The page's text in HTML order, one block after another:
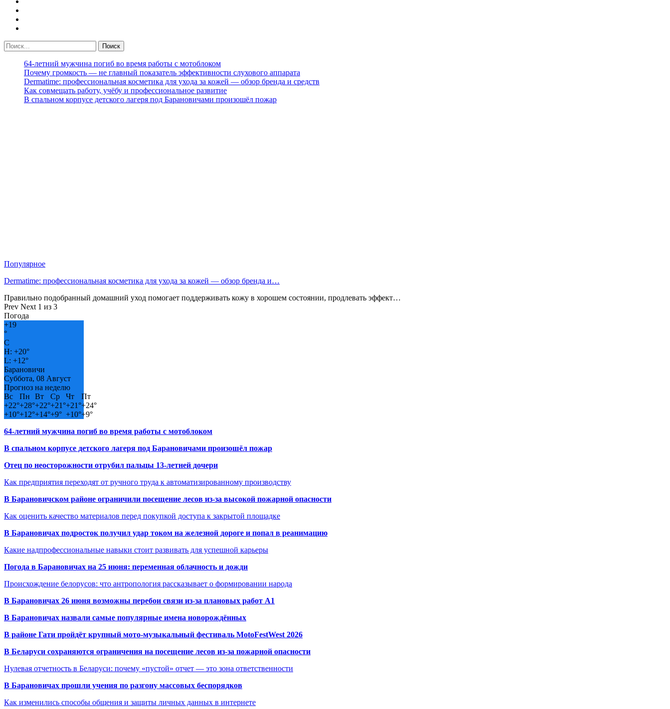
64-летний мужчина погиб во время работы с мотоблоком
Почему громкость — не главный показатель эффективности слухового аппарата
Dermatime: профессиональная косметика для ухода за кожей — обзор бренда и средств
Как совмещать работу, учёбу и профессиональное развитие
В спальном корпусе детского лагеря под Барановичами произошёл пожар
Популярное
Dermatime: профессиональная косметика для ухода за кожей — обзор бренда и…
Правильно подобранный домашний уход помогает поддерживать кожу в хорошем состоянии, продлевать эффект…
Prev Next 1 из 3
Погода
+19
°
C
H: +20°
L: +12°
Барановичи
Суббота, 08 Август
Прогноз на неделю
Вс
Пн Вт Ср Чт
Пт
+22°+28°+22°+21°+21°+24°
+10°+12°+14°+9° +10°+9°
64-летний мужчина погиб во время работы с мотоблоком
В спальном корпусе детского лагеря под Барановичами произошёл пожар
Отец по неосторожности отрубил пальцы 13-летней дочери
Как предприятия переходят от ручного труда к автоматизированному производству
В Барановичском районе ограничили посещение лесов из-за высокой пожарной опасности
Как оценить качество материалов перед покупкой доступа к закрытой площадке
В Барановичах подросток получил удар током на железной дороге и попал в реанимацию
Какие надпрофессиональные навыки стоит развивать для успешной карьеры
Погода в Барановичах на 25 июня: переменная облачность и дожди
Происхождение белорусов: что антропология рассказывает о формировании народа
В Барановичах 26 июня возможны перебои связи из-за плановых работ A1
В Барановичах назвали самые популярные имена новорождённых
В районе Гати пройдёт крупный мото-музыкальный фестиваль MotoFestWest 2026
В Беларуси сохраняются ограничения на посещение лесов из-за пожарной опасности
Нулевая отчетность в Беларуси: почему «пустой» отчет — это зона ответственности
В Барановичах прошли учения по разгону массовых беспорядков
Как изменились способы общения и защиты личных данных в интернете